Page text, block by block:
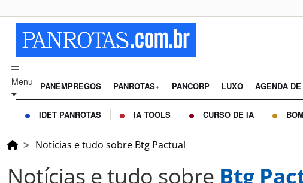
Menu PANEMPREGOS PANROTAS+ PANCORP LUXO AGENDA
IDET PANROTAS IA TOOLS CURSO DE IA
Notícias e tudo sobre Btg Pactual
Notícias e tudo sobre Btg